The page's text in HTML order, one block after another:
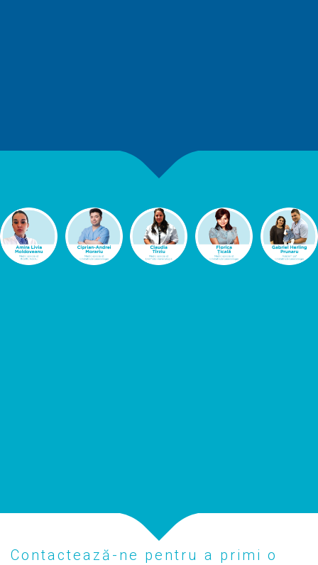
Contactează-ne pentru a primi o